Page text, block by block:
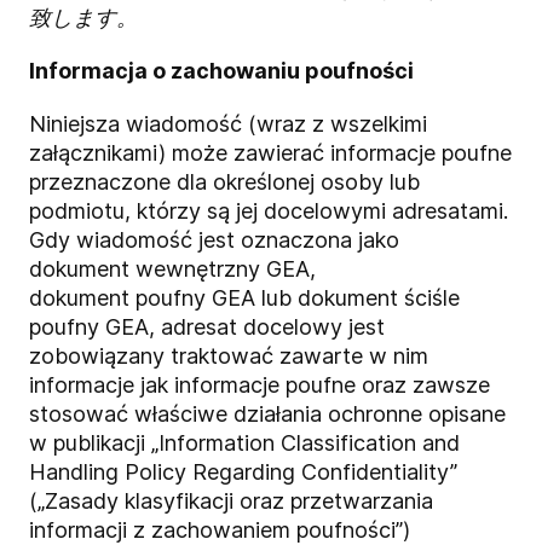
致します。
Informacja o zachowaniu poufności
Niniejsza wiadomość (wraz z wszelkimi
załącznikami) może zawierać informacje poufne
przeznaczone dla określonej osoby lub
podmiotu, którzy są jej docelowymi adresatami.
Gdy wiadomość jest oznaczona jako
dokument wewnętrzny GEA,
dokument poufny GEA lub dokument ściśle
poufny GEA, adresat docelowy jest
zobowiązany traktować zawarte w nim
informacje jak informacje poufne oraz zawsze
stosować właściwe działania ochronne opisane
w publikacji „Information Classification and
Handling Policy Regarding Confidentiality”
(„Zasady klasyfikacji oraz przetwarzania
informacji z zachowaniem poufności”)